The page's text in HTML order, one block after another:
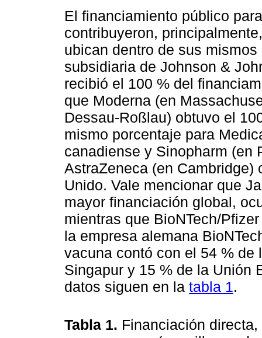
El financiamiento público
contribuyeron,
ubican dentro de sus
subsidiaria de Johnson &
recibió el 100 % del
que Moderna (en
Dessau-Roßlau) obtuvo el
mismo porcentaje para
canadiense y Sinopharm (en
AstraZeneca (en Cambridge)
Unido. Vale mencionar que
mayor financiación global,
mientras que BioNTech/
la empresa alemana
vacuna contó con el 54 % de
Singapur y 15 % de la Unión
datos siguen en la tabla 1.
Tabla 1. Financiación